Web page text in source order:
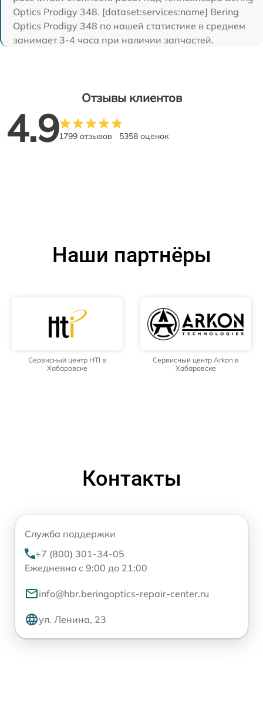
Optics Prodigy 348. [dataset:services:name] Bering
Optics Prodigy 348 по нашей статистике в среднем
занимает 3-4 часа при наличии запчастей.
Отзывы клиентов
4.91799 отзывов 5358 оценок
Наши партнёры
Сервисный центр HTI в
Хабаровске
Сервисный центр Arkon в
Хабаровске
Контакты
Служба поддержки
+7 (800) 301-34-05
Ежедневно с 9:00 до 21:00
info@hbr.beringoptics-repair-center.ru
ул. Ленина, 23